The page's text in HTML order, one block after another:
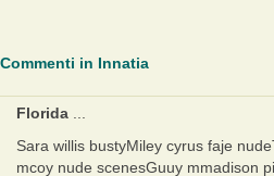
Commenti in Innatia
Florida
Sara willis bustyMiley cyrus faje
mcoy nude scenesGuuy mmadison